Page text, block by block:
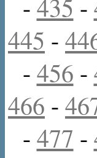
- 435 -
445 -
- 456 -
466 -
- 477 -